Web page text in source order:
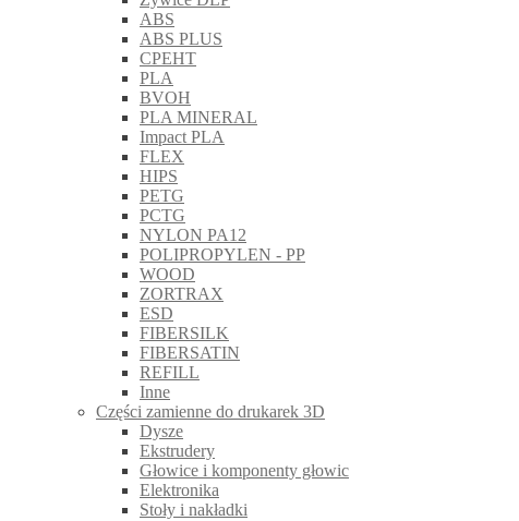
ABS
ABS PLUS
CPEHT
PLA
BVOH
PLA MINERAL
Impact PLA
FLEX
HIPS
PETG
PCTG
NYLON PA12
POLIPROPYLEN - PP
WOOD
ZORTRAX
ESD
FIBERSILK
FIBERSATIN
REFILL
Inne
Części zamienne do drukarek 3D
Dysze
Ekstrudery
Głowice i komponenty głowic
Elektronika
Stoły i nakładki